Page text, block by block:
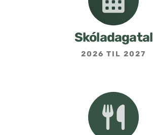
Skóladagatal
2026 TIL 2027
Áætlanir og stefnur